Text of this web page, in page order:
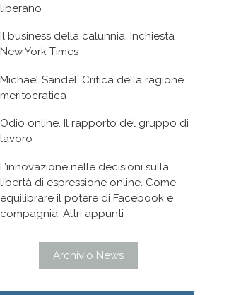
liberano
Il business della calunnia. Inchiesta
New York Times
Michael Sandel. Critica della ragione
meritocratica
Odio online. Il rapporto del gruppo di
lavoro
L’innovazione nelle decisioni sulla
libertà di espressione online. Come
equilibrare il potere di Facebook e
compagnia. Altri appunti
Archivio News